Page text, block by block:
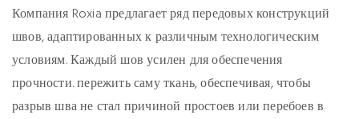
Компания Roxia предлагает ряд передовых конструкций
швов, адаптированных к различным технологическим
условиям. Каждый шов усилен для обеспечения
прочности.пережить саму ткань, обеспечивая, чтобы
разрыв шва не стал причиной простоев или перебоев в